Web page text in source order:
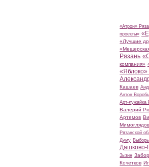
«Атрон»
проекты»
«Лучшие
Рязань
компания»
«Яблоко»
Кашаев
Антон
Арт-лужайка
Валерий
Артемов
Мимоглядов
Рязанской
Думу
Дашково-
Зызин
Кочетков